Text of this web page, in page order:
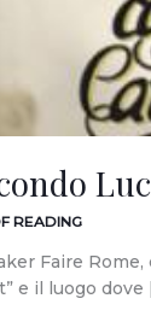
READING
Faire
e il luogo dove